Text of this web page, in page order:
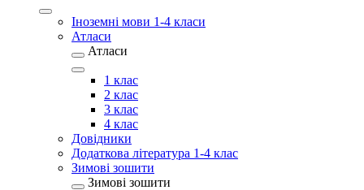
Іноземні мови 1-4 класи
Атласи
Атласи
1 клас
2 клас
3 клас
4 клас
Довідники
Додаткова література 1-4 клас
Зимові зошити
Зимові зошити